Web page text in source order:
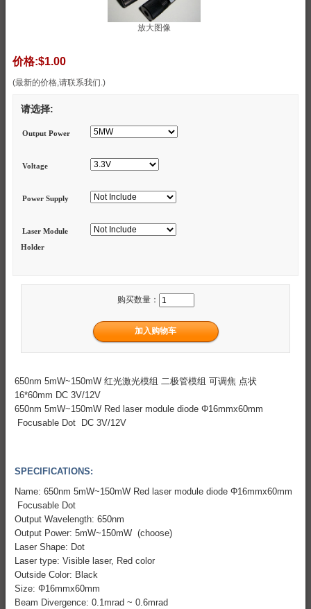
放大图像
价格:$1.00
(最新的价格,请联系我们.)
请选择:
Output Power
Voltage
Power Supply
Laser Module
Holder
购买数量：
650nm 5mW~150mW 红光激光模组 二极管模组 可调焦 点状
16*60mm DC 3V/12V
650nm 5mW~150mW Red laser module diode Φ16mmx60mm
Focusable Dot DC 3V/12V
SPECIFICATIONS:
Name: 650nm 5mW~150mW Red laser module diode Φ16mmx60mm
Focusable Dot
Output Wavelength: 650nm
Output Power: 5mW~150mW (choose)
Laser Shape: Dot
Laser type: Visible laser, Red color
Outside Color: Black
Size: Φ16mmx60mm
Beam Divergence: 0.1mrad ~ 0.6mrad